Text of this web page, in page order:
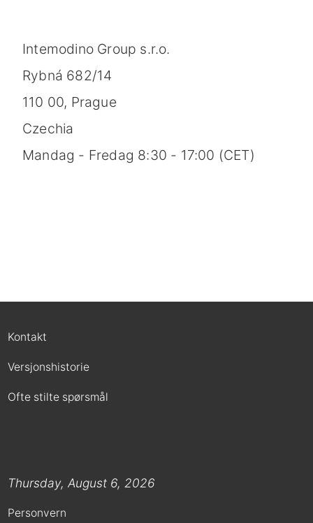
Intemodino Group s.r.o.
Rybná 682/14
110 00, Prague
Czechia
Mandag - Fredag 8:30 - 17:00 (CET)
Kontakt
Versjonshistorie
Ofte stilte spørsmål
Thursday, August 6, 2026
Personvern